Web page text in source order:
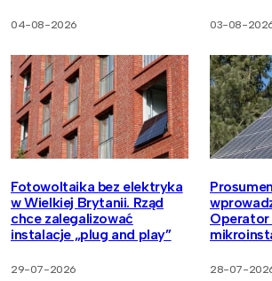
04-08-2026 03-08-
Fotowoltaika bez elektryka
w Wielkiej Brytanii. Rząd
chce zalegalizować
instalacje „plug and play”
29-07-2026
Operator
28-07-